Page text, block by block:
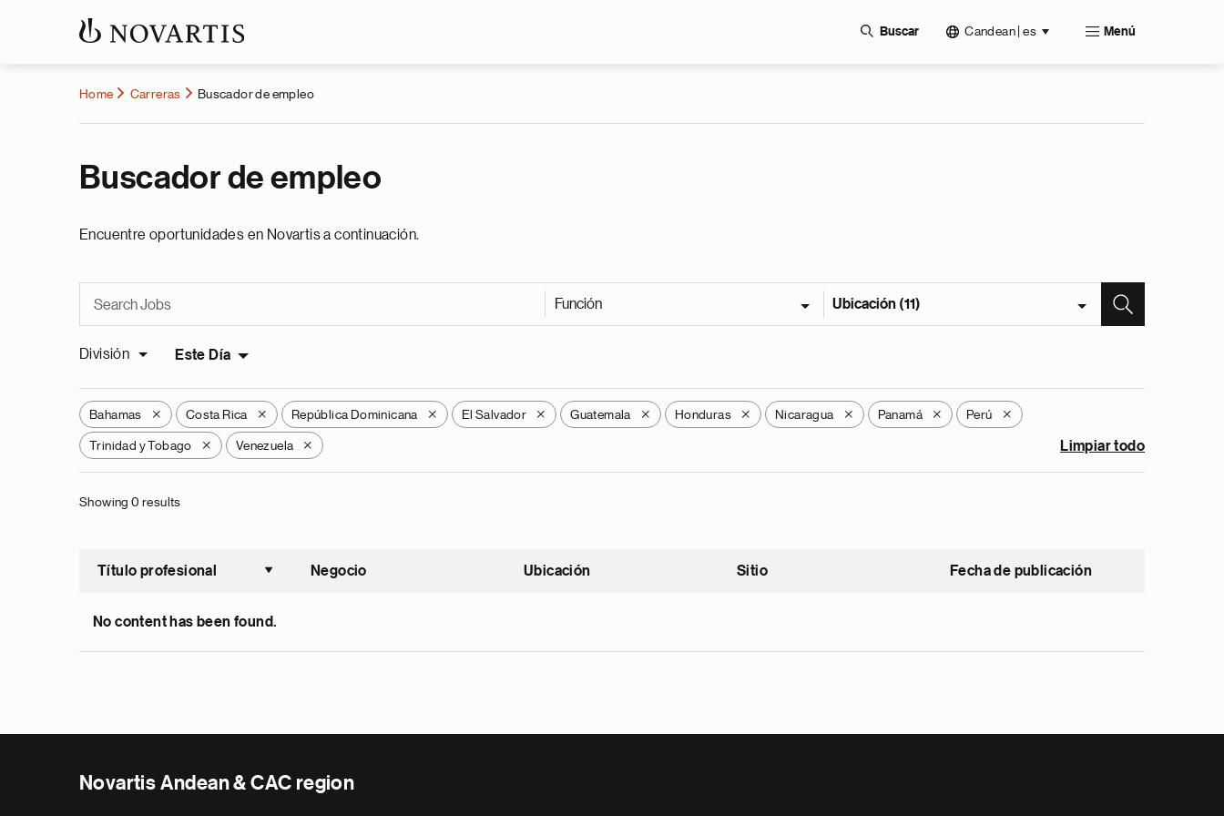
Buscar Candean | es Menú
Home Carreras Buscador de empleo
Buscador de empleo
Encuentre oportunidades en Novartis a continuación.
Función Ubicación (11)
División Este Día
Bahamas X Costa Rica X República Dominicana X El Salvador X Guatemala X Honduras X Nicaragua X Panamá X Perú X
Trinidad y Tobago X Venezuela X Limpiar todo
Showing 0 results
Título profesional
Ordenar ascendente
Negocio Ubicación Sitio Fecha de publicación
No content has been found.
Novartis Andean & CAC region